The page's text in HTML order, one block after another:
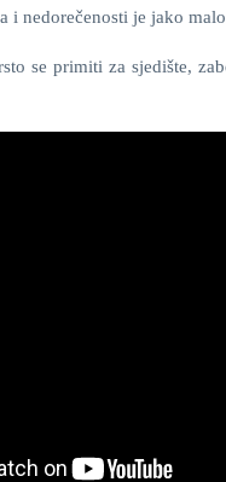
i nedorečenosti je jako
se primiti za sjedište,